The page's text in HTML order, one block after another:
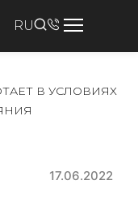
RU
В УСЛОВИЯХ
17.06.2022